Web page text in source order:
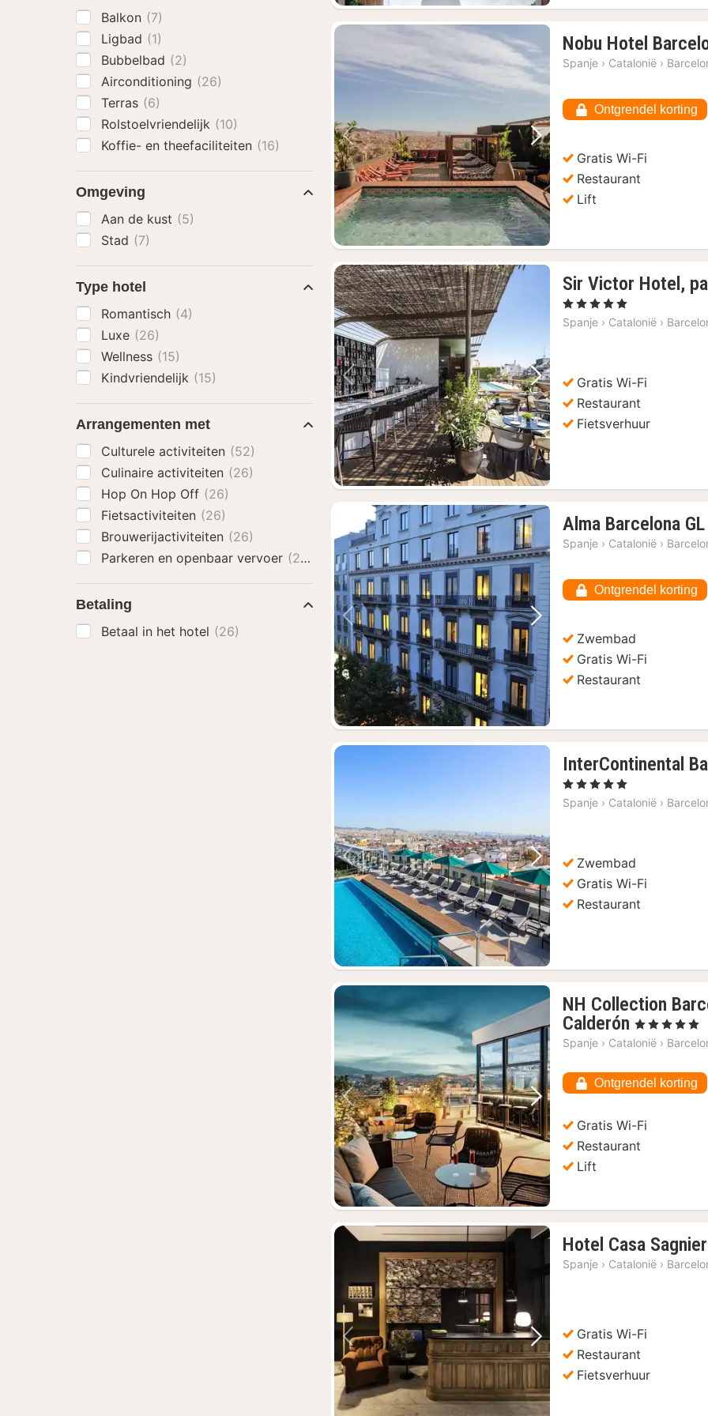
Vorige foto Volgende foto
Nobu Hotel
Spanje › Catalonië ›
Ontgrendel korting
Gratis Wi-Fi
Restaurant
Lift
Vorige foto Volgende foto
Sir Victor Hotel,
, 5 Sterren
Spanje › Catalonië ›
Gratis Wi-Fi
Restaurant
Fietsverhuur
Vorige foto Volgende foto
Alma Barcelona GL
Spanje › Catalonië ›
Ontgrendel korting
Zwembad
Gratis Wi-Fi
Restaurant
Vorige foto Volgende foto
InterContinental
, 5 Sterren
Spanje › Catalonië ›
Zwembad
Gratis Wi-Fi
Restaurant
Vorige foto Volgende foto
NH Collection
Calderón 1
nacht
€
205,45
, 5 Sterren
Spanje › Catalonië ›
Ontgrendel korting
Gratis Wi-Fi
Restaurant
Lift
Vorige foto Volgende foto
Hotel Casa Sagnier
Spanje › Catalonië ›
Gratis Wi-Fi
Restaurant
Fietsverhuur
Balkon (7)
Ligbad (1)
Bubbelbad (2)
Airconditioning (26)
Terras (6)
Rolstoelvriendelijk (10)
Koffie- en theefaciliteiten (16)
Omgeving
Aan de kust (5)
Stad (7)
Type hotel
Romantisch (4)
Luxe (26)
Wellness (15)
Kindvriendelijk (15)
Arrangementen met
Culturele activiteiten (52)
Culinaire activiteiten (26)
Hop On Hop Off (26)
Fietsactiviteiten (26)
Brouwerijactiviteiten (26)
Parkeren en openbaar vervoer (26)
Betaling
Betaal in het hotel (26)